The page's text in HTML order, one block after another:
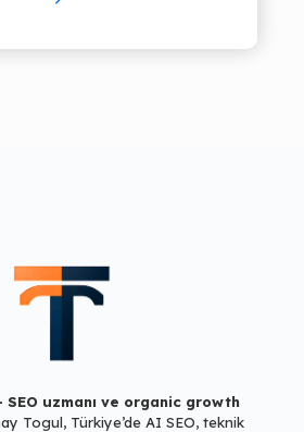
uzmanı ve organic growth
Togul, Türkiye’de AI SEO, teknik